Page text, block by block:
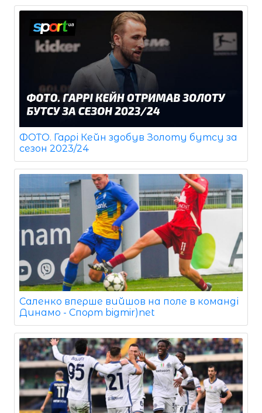
ФОТО. Гаррі Кейн здобув Золоту бутсу за
сезон 2023/24
Саленко вперше вийшов на поле в команді
Динамо - Спорт bigmir)net